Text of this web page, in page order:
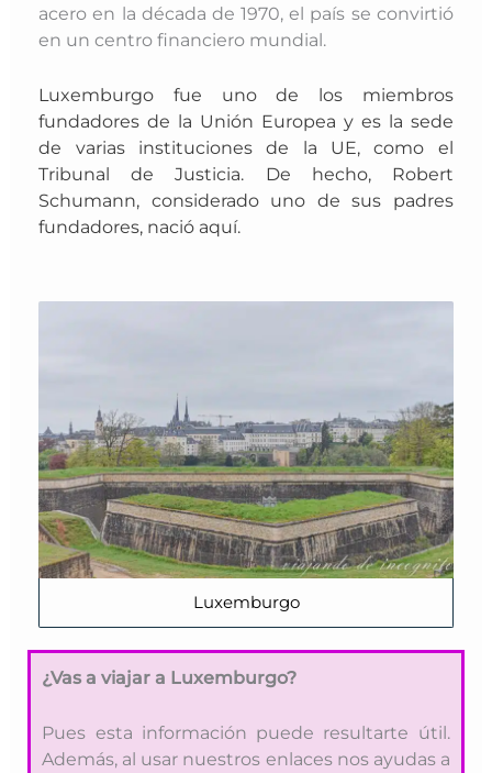
acero en la década de 1970, el país se convirtió
en un centro financiero mundial.
Luxemburgo fue uno de los miembros
fundadores de la Unión Europea y es la sede
de varias instituciones de la UE, como el
Tribunal de Justicia. De hecho, Robert
Schumann, considerado uno de sus padres
fundadores, nació aquí.
Luxemburgo
¿Vas a viajar a Luxemburgo?
Pues esta información puede resultarte útil.
Además, al usar nuestros enlaces nos ayudas a